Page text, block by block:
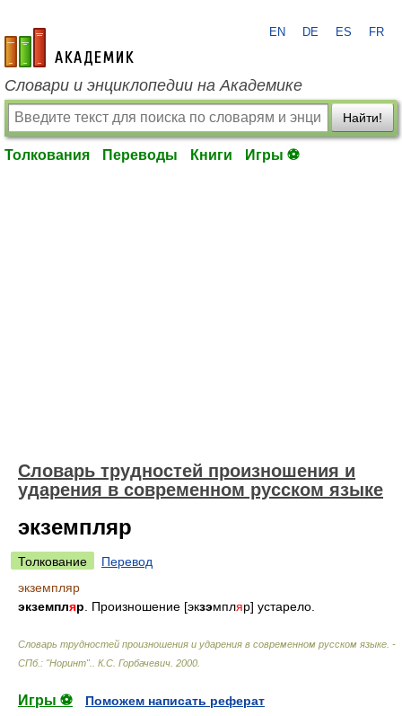
academic.ru
EN DE ES FR
Словари и энциклопедии на Академике
Найти!
Толкования Переводы Книги Игры ⚽
Словарь трудностей произношения и
ударения в современном русском языке
экземпляр
Толкование
Перевод
экземпляр
экземпляр . Произношение [экзэмпляр] устарело.
Словарь трудностей произношения и ударения в современном русском языке. -
СПб.: "Норинт".
К.С. Горбачевич 2000
Игры ⚽
Поможем написать реферат